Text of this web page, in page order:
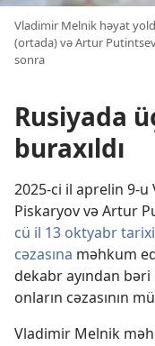
Vladimir Melnik həyat
(ortada) və Artur
sonra
Rusiyada
buraxıldı
2025-ci il aprelin 9-
Piskaryov və Artur
cü il 13 oktyabr
cəzasına məhkum
dekabr ayından bəri
onların cəzasının
Vladimir Melnik